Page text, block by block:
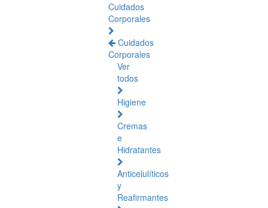
Cuidados
Corporales
Cuidados
Corporales
Ver
todos
Higiene
Cremas
e
Hidratantes
Anticelulíticos
y
Reafirmantes